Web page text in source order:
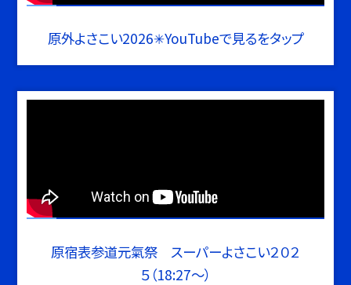
原外よさこい2026✳︎YouTubeで見るをタップ
原宿表参道元氣祭 スーパーよさこい２０２
５（18:27～）